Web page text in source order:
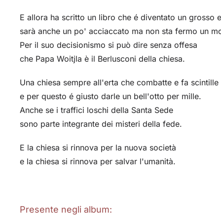
E allora ha scritto un libro che é diventato un grosso
sarà anche un po' acciaccato ma non sta fermo un
Per il suo decisionismo si può dire senza offesa
che Papa Woitjla è il Berlusconi della chiesa.
Una chiesa sempre all'erta che combatte e fa scintille
e per questo é giusto darle un bell'otto per mille.
Anche se i traffici loschi della Santa Sede
sono parte integrante dei misteri della fede.
E la chiesa si rinnova per la nuova società
e la chiesa si rinnova per salvar l'umanità.
Presente negli album: